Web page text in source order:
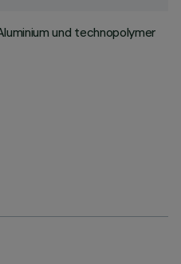
und technopolymer